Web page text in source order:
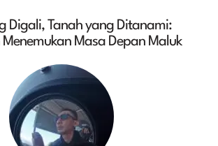
Digali, Tanah yang Ditanami:
Masa Depan Maluk